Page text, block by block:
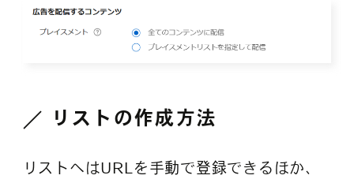
リストの作成方法
リストへはURLを手動で登録できるほか、